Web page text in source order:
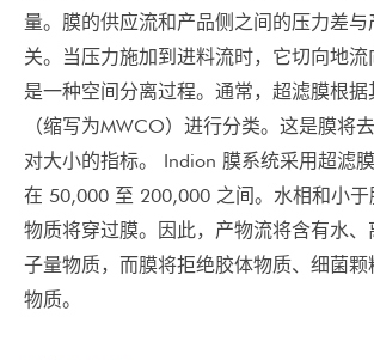
量。膜的供应流和产品侧之间的压力差与
关。当压力施加到进料流时，它切向地
是一种空间分离过程。通常，超滤膜根据
（缩写为MWCO）进行分类。这是膜将
对大小的指标。 Indion 膜系统采用超滤
在 50,000 至 200,000 之间。水相和小
物质将穿过膜。因此，产物流将含有水、
子量物质，而膜将拒绝胶体物质、细菌颗
物质。